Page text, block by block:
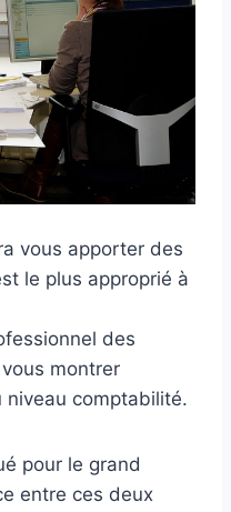
vous apporter des
le plus approprié à
des
montrer
niveau comptabilité.
pour le grand
entre ces deux